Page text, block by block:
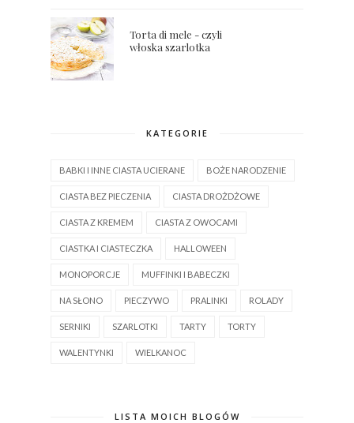
Torta di mele - czyli
włoska szarlotka
KATEGORIE
BABKI I INNE CIASTA UCIERANE BOŻE NARODZENIE
CIASTA BEZ PIECZENIA CIASTA DROŻDŻOWE
CIASTA Z KREMEM CIASTA Z OWOCAMI
CIASTKA I CIASTECZKA HALLOWEEN
MONOPORCJE MUFFINKI I BABECZKI
NA SŁONO PIECZYWO PRALINKI ROLADY
SERNIKI SZARLOTKI TARTY TORTY
WALENTYNKI WIELKANOC
LISTA MOICH BLOGÓW